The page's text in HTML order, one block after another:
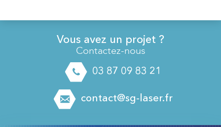
Vous avez un projet ?
Contactez-nous
03 87 09 83 21
contact@sg-laser.fr